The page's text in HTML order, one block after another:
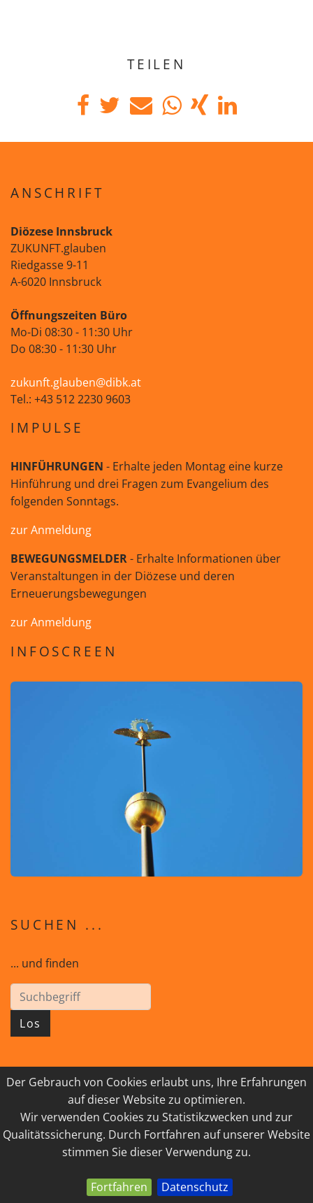
Der Gebrauch von Cookies erlaubt uns, Ihre Erfahrungen
auf dieser Website zu optimieren.
Wir verwenden Cookies zu Statistikzwecken und zur
Qualitätssicherung. Durch Fortfahren auf unserer Website
stimmen Sie dieser Verwendung zu.
Fortfahren Datenschutz
TEILEN
ANSCHRIFT
Diözese Innsbruck
ZUKUNFT.glauben
Riedgasse 9-11
A-6020 Innsbruck
Öffnungszeiten Büro
Mo-Di 08:30 - 11:30 Uhr
Do 08:30 - 11:30 Uhr
zukunft.glauben@dibk.at
Tel.: +43 512 2230 9603
IMPULSE
HINFÜHRUNGEN - Erhalte jeden Montag eine kurze
Hinführung und drei Fragen zum Evangelium des
folgenden Sonntags.
zur Anmeldung
BEWEGUNGSMELDER- Erhalte Informationen über
Veranstaltungen in der Diözese und deren
Erneuerungsbewegungen
zur Anmeldung
INFOSCREEN
SUCHEN ...
... und finden
Los
© 2026 GEISTreich - Diözese Innsbruck
IMPRESSUM
LINKSAMMLUNG
DATENSCHUTZ
KONTAKT
powered by webEdition CMS